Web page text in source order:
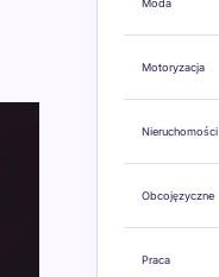
Moda
Motoryzacja
Nieruchomości
Obcojęzyczne
Praca